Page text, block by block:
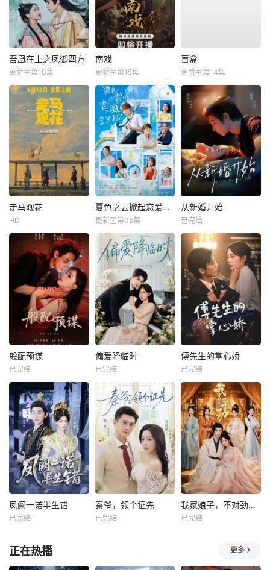
吾凰在上之凤御四方
更新至第10集
南戏
更新至第15集
盲盒
更新至第14集
走马观花
HD
夏色之云掀起恋爱与风暴
更新至第05集
从新婚开始
已完结
般配预谋
已完结
偏爱降临时
已完结
傅先生的掌心娇
已完结
凤阙一诺半生错
已完结
秦爷，领个证先
已完结
我家娘子，不对劲第四季
已完结
正在热播 更多